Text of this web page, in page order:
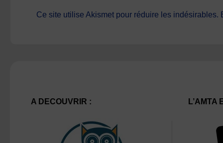
Ce site utilise Akismet pour réduire les indésirables.
A DECOUVRIR : L’AMTA